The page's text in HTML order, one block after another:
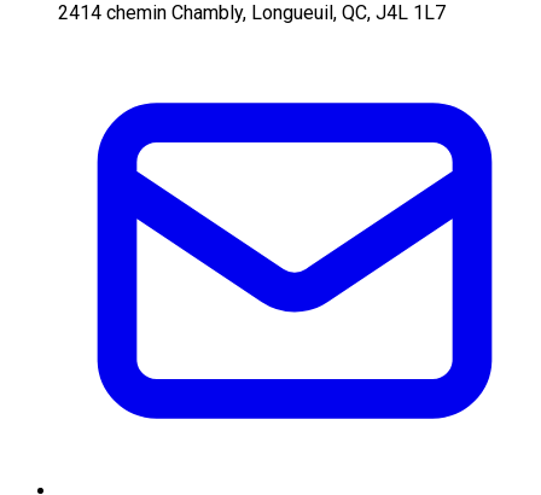
2414 chemin Chambly, Longueuil, QC, J4L 1L7